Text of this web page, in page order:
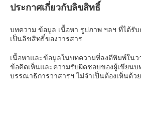
ประกาศเกี่ยวกับลิขสิทธิ์
บทความ ข้อมูล เนื้อหา รูปภาพ ฯลฯ ที่ได้รั
เป็นลิขสิทธิ์ของวารสาร
เนื้อหาและข้อมูลในบทความที่ลงตีพิมพ์ในว
ข้อคิดเห็นและความรับผิดชอบของผู้เขียนบ
บรรณาธิการวาสารฯ ไม่จำเป็นต้องเห็นด้ว